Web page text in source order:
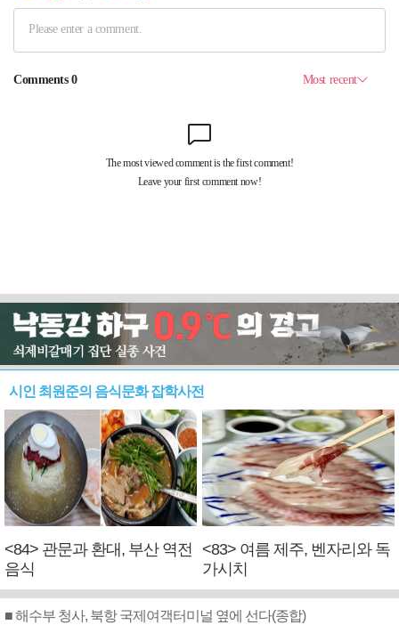
시인 최원준의 음식문화 잡학사전
<84> 관문과 환대, 부산 역전
음식
<83> 여름 제주, 벤자리와 독
가시치
■ 해수부 청사, 북항 국제여객터미널 옆에 선다(종합)